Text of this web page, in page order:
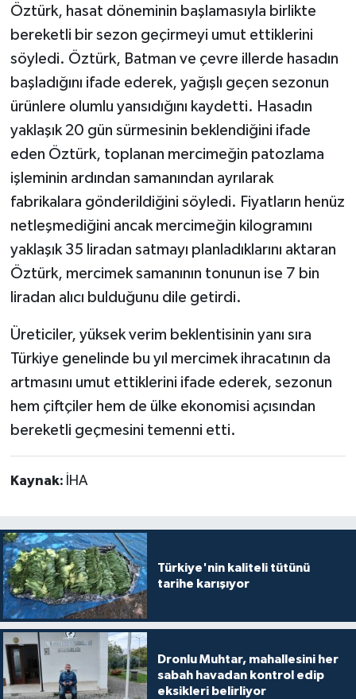
Öztürk, hasat döneminin başlamasıyla birlikte
bereketli bir sezon geçirmeyi umut ettiklerini
söyledi. Öztürk, Batman ve çevre illerde hasadın
başladığını ifade ederek, yağışlı geçen sezonun
ürünlere olumlu yansıdığını kaydetti. Hasadın
yaklaşık 20 gün sürmesinin beklendiğini ifade
eden Öztürk, toplanan mercimeğin patozlama
işleminin ardından samanından ayrılarak
fabrikalara gönderildiğini söyledi. Fiyatların henüz
netleşmediğini ancak mercimeğin kilogramını
yaklaşık 35 liradan satmayı planladıklarını aktaran
Öztürk, mercimek samanının tonunun ise 7 bin
liradan alıcı bulduğunu dile getirdi.
Üreticiler, yüksek verim beklentisinin yanı sıra
Türkiye genelinde bu yıl mercimek ihracatının da
artmasını umut ettiklerini ifade ederek, sezonun
hem çiftçiler hem de ülke ekonomisi açısından
bereketli geçmesini temenni etti.
Kaynak: İHA
Türkiye'nin kaliteli tütünü
tarihe karışıyor
Dronlu Muhtar, mahallesini her
sabah havadan kontrol edip
eksikleri belirliyor